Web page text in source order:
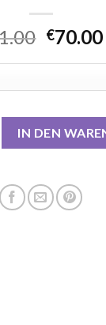
€70.00
IN DEN